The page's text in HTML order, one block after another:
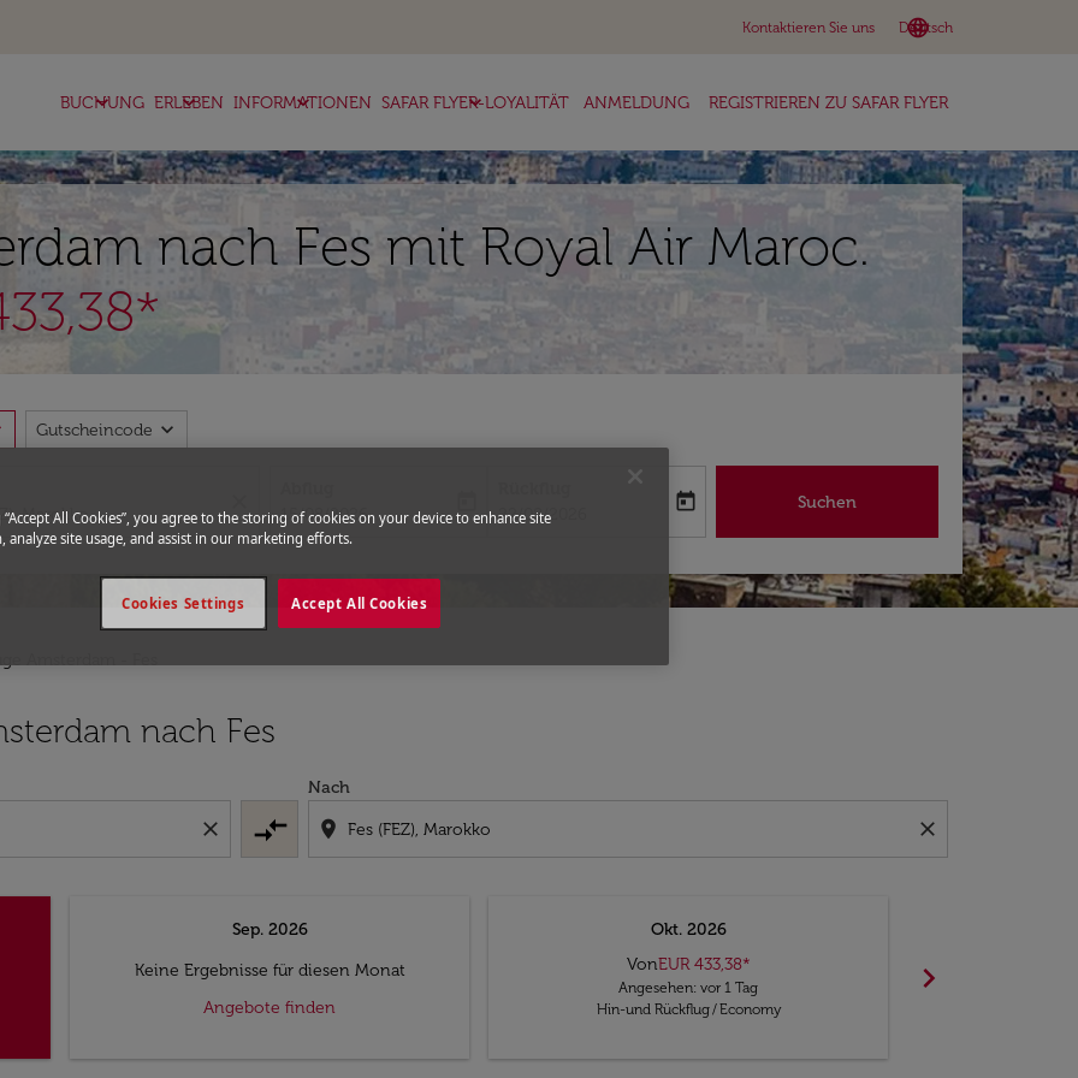
Kontaktieren Sie uns language
Deutsch
keyboard_arrow_down
BUCHUNG
keyboard_arrow_down ERLEBEN
keyboard_arrow_down INFORMATIONEN
keyboard_arrow_down SAFAR FLYER-LOYALITÄT
keyboard_arrow_down ANMELDUNG REGISTRIEREN ZU SAFAR FLYER
nach Fes mit Royal Air Maroc.
Gutscheincode expand_more
fc-booking-departure-date-aria-label
15/08/2026
fc-booking-return-date-aria-label
22/08/2026
today Suchen
nach Fes
close compare_arrows
Nach
location_on close
Sep. 2026
Keine Ergebnisse für diesen Monat
Angebote finden
Okt. 2026
VonEUR 433,38*
Angesehen: vor 1 Tag
Hin-und Rückflug/Economy
chevron_right
“Accept All Cookies”, you agree to the storing of cookies on your device to enhance site
analyze site usage, and assist in our marketing efforts.
Accept All Cookies
Cookies Settings